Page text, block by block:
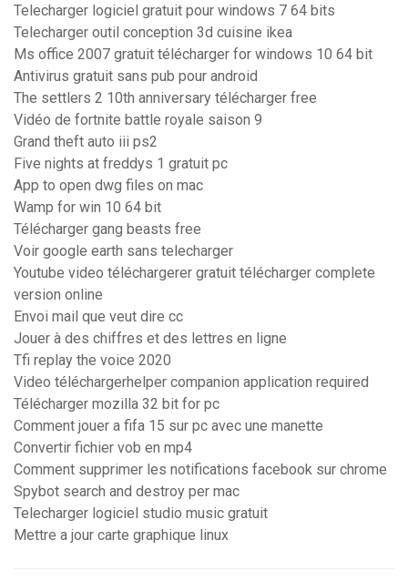
Telecharger logiciel gratuit pour windows 7 64 bits
Telecharger outil conception 3d cuisine ikea
Ms office 2007 gratuit télécharger for windows 10 64 bit
Antivirus gratuit sans pub pour android
The settlers 2 10th anniversary télécharger free
Vidéo de fortnite battle royale saison 9
Grand theft auto iii ps2
Five nights at freddys 1 gratuit pc
App to open dwg files on mac
Wamp for win 10 64 bit
Télécharger gang beasts free
Voir google earth sans telecharger
Youtube video téléchargerer gratuit télécharger complete
version online
Envoi mail que veut dire cc
Jouer à des chiffres et des lettres en ligne
Tfi replay the voice 2020
Video téléchargerhelper companion application required
Télécharger mozilla 32 bit for pc
Comment jouer a fifa 15 sur pc avec une manette
Convertir fichier vob en mp4
Comment supprimer les notifications facebook sur chrome
Spybot search and destroy per mac
Telecharger logiciel studio music gratuit
Mettre a jour carte graphique linux